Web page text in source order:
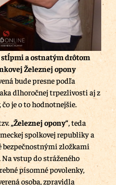
a ostnatým drôtom
Železnej opony
bude presne podľa
dlhoročnej trpezlivosti aj z
je o to hodnotnejšie.
„Železnej opony“, teda
spolkovej republiky a
zložkami
vstup do stráženého
písomné povolenky,
osoba, zpravidla